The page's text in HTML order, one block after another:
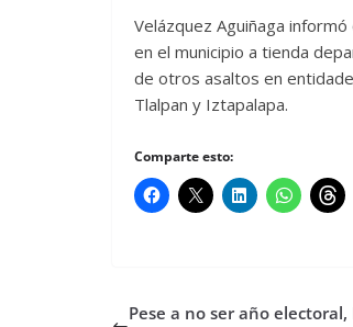
Velázquez Aguiñaga
en el municipio a tienda
de otros asaltos en
Tlalpan y Iztapalapa.
Comparte esto:
Pese a no ser año electoral,